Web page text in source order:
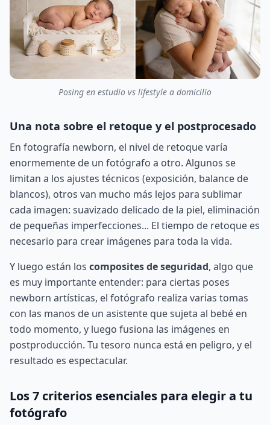
Posing en estudio vs lifestyle a domicilio
Una nota sobre el retoque y el postprocesado
En fotografía newborn, el nivel de retoque varía
enormemente de un fotógrafo a otro. Algunos se
limitan a los ajustes técnicos (exposición, balance de
blancos), otros van mucho más lejos para sublimar
cada imagen: suavizado delicado de la piel, eliminación
de pequeñas imperfecciones... El tiempo de retoque es
necesario para crear imágenes para toda la vida.
Y luego están los composites de seguridad, algo que
es muy importante entender: para ciertas poses
newborn artísticas, el fotógrafo realiza varias tomas
con las manos de un asistente que sujeta al bebé en
todo momento, y luego fusiona las imágenes en
postproducción. Tu tesoro nunca está en peligro, y el
resultado es espectacular.
Los 7 criterios esenciales para elegir a tu
fotógrafo